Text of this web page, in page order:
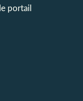
portail